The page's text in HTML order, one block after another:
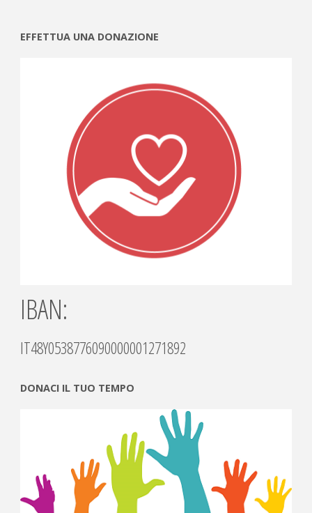
EFFETTUA UNA DONAZIONE
IBAN:
IT48Y0538776090000001271892
DONACI IL TUO TEMPO